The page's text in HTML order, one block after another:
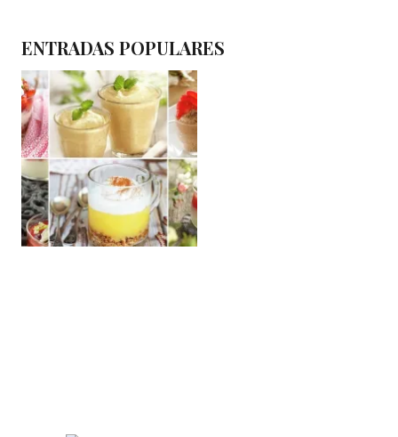
ENTRADAS POPULARES